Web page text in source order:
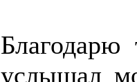
услышал